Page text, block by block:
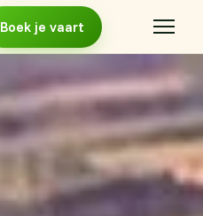
Boek je vaart